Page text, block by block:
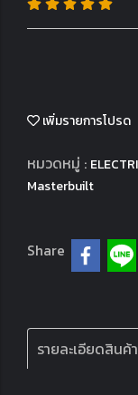
เพิ่มรายการโปรด
หมวดหมู่ :
Masterbuilt
Share
รายละเอียดสินค้า